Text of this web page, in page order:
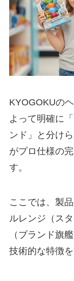
KYOGOKUの
よって明確に
ンド」と分け
がプロ仕様の
す。
ここでは、製
ルレンジ（ス
（ブランド旗
技術的な特徴